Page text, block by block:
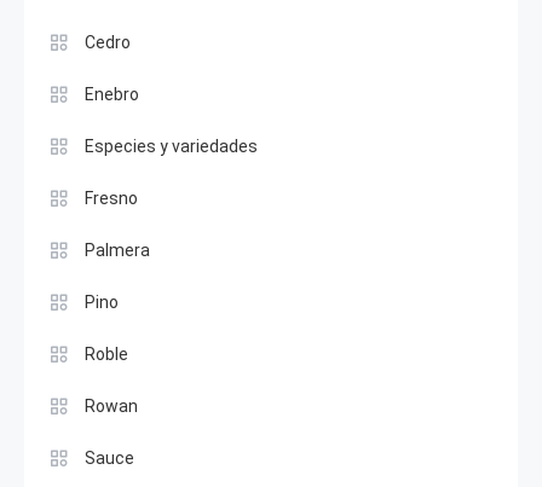
Cedro
Enebro
Especies y variedades
Fresno
Palmera
Pino
Roble
Rowan
Sauce